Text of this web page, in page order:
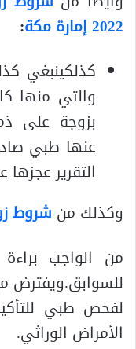
2022 إمارة مكة
:
كذلكينبغي
والتي منها
بزوجة على
عنها طبي
التقرير
وكذلك من شروط
من الواجب
للسوابق.ويفترض
لفحص طبي
الأمراض الوراثي.